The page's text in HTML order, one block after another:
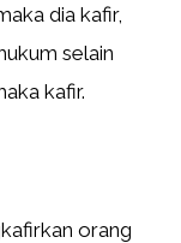
dia kafir,
selain
kafir.
orang